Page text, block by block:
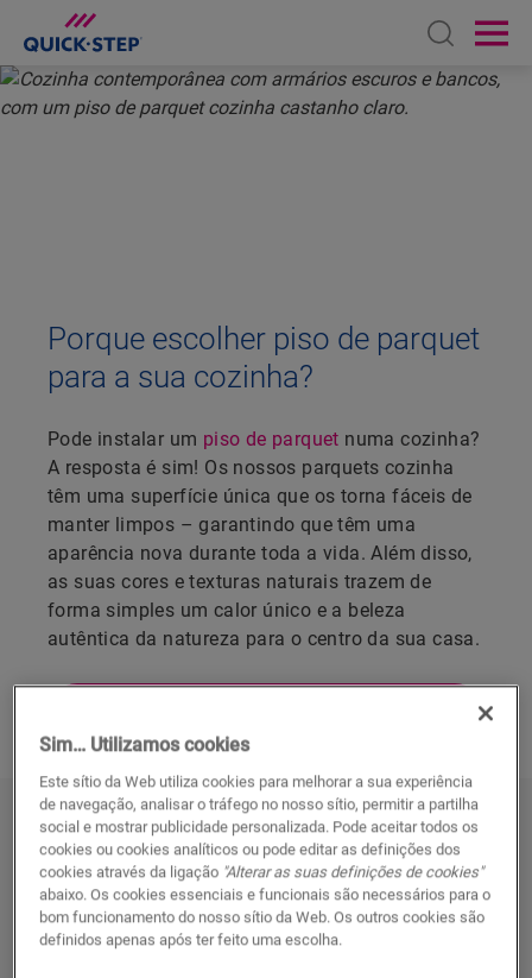
Open
Porque escolher piso de parquet
para a sua cozinha?
Pode instalar um piso de parquet numa cozinha?
A resposta é sim! Os nossos parquets cozinha
têm uma superfície única que os torna fáceis de
manter limpos – garantindo que têm uma
aparência nova durante toda a vida. Além disso,
as suas cores e texturas naturais trazem de
forma simples um calor único e a beleza
autêntica da natureza para o centro da sua casa.
Descubra todos os nossos pisos de
parquet cozinha
Sim… Utilizamos cookies
Este sítio da Web utiliza cookies para melhorar a sua experiência
de navegação, analisar o tráfego no nosso sítio, permitir a partilha
social e mostrar publicidade personalizada. Pode aceitar todos os
cookies ou cookies analíticos ou pode editar as definições dos
cookies através da ligação "Alterar as suas definições de cookies"
abaixo. Os cookies essenciais e funcionais são necessários para o
bom funcionamento do nosso sítio da Web. Os outros cookies são
definidos apenas após ter feito uma escolha.